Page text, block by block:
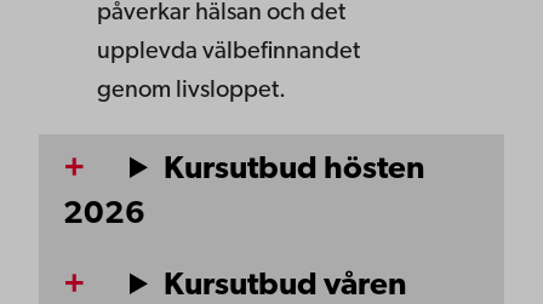
påverkar hälsan och det
upplevda välbefinnandet
genom livsloppet.
Kursutbud hösten
2026
Kursutbud våren